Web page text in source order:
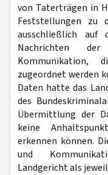
von Taterträgen in
Feststellungen zu
ausschließlich auf
Nachrichten der
Kommunikation,
zugeordnet werden
Daten hatte das
des
Übermittlung der
keine
erkennen können.
und
Landgericht als